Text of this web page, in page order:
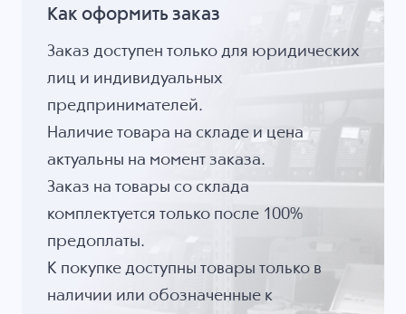
Как оформить заказ
Заказ доступен только для юридических
лиц и индивидуальных
предпринимателей.
Наличие товара на складе и цена
актуальны на момент заказа.
Заказ на товары со склада
комплектуется только после 100%
предоплаты.
К покупке доступны товары только в
наличии или обозначенные к